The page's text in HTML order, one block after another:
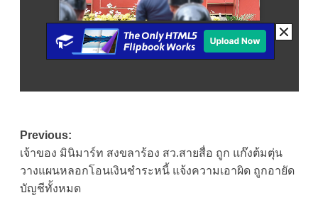
Post
navigation
Previous:
เจ้าของ มินิมาร์ท สงขลาร้อง สว.สายสื่อ ถูก แก๊งต้มตุ่น
วางแผนหลอกโอนเงินชำระหนี้ แจ้งความเอาผิด ถูกอายัด
บัญชีทั้งหมด